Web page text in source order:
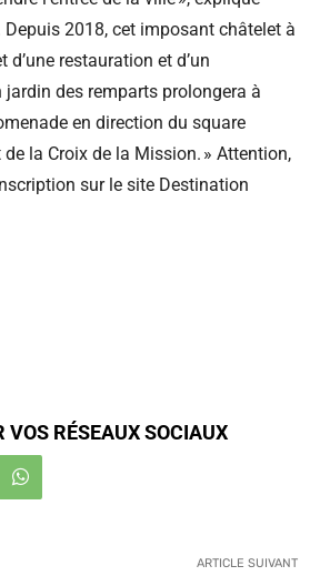
Depuis 2018, cet imposant châtelet à
d’une restauration et d’un
jardin des remparts prolongera à
en direction du square
la Croix de la Mission. » Attention,
sur le site Destination
VOS RÉSEAUX SOCIAUX
ARTICLE SUIVANT